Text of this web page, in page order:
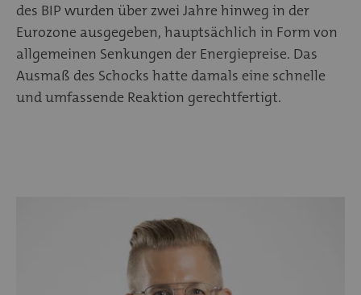
des BIP wurden über zwei Jahre hinweg in der
Eurozone ausgegeben, hauptsächlich in Form von
allgemeinen Senkungen der Energiepreise. Das
Ausmaß des Schocks hatte damals eine schnelle
und umfassende Reaktion gerechtfertigt.